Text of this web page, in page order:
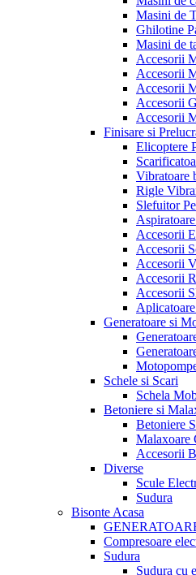
Masini de
Ghilotine
Masini de
Accesorii
Accesorii
Accesorii
Accesorii
Accesorii
Finisare si
Elicoptere
Vibratoare
Rigle
Slefuitor
Accesorii
Accesorii
Accesorii
Accesorii
Accesorii
Generatoare si
Schele si Scari
Schela
Betoniere si
Betoniere
Malaxoare
Accesorii
Diverse
Scule
Sudura
Bisonte Acasa
Compresoare
Sudura
Sudura cu